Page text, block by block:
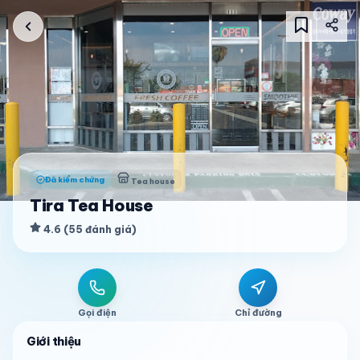
Đã kiểm chứng Tea house
Tira Tea House
4.6 (55 đánh giá)
Gọi điện Chỉ đường
Giới thiệu